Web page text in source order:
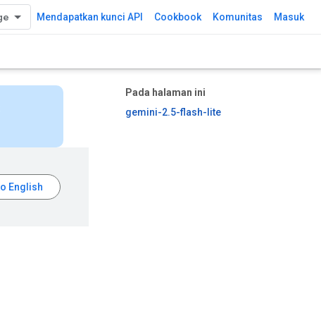
Mendapatkan kunci API Cookbook Komunitas Masuk
Pada halaman ini
gemini-2.5-flash-lite